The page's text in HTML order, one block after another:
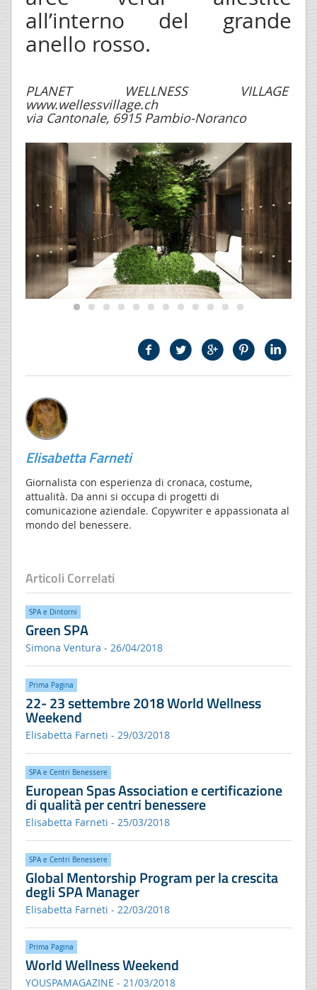
all’interno del grande
anello rosso.
PLANET WELLNESS VILLAGE
www.wellessvillage.ch
via Cantonale, 6915 Pambio-Noranco
Elisabetta Farneti
Giornalista con esperienza di cronaca, costume,
attualità. Da anni si occupa di progetti di
comunicazione aziendale. Copywriter e appassionata al
mondo del benessere.
Articoli Correlati
SPA e Dintorni
Green SPA
Simona Ventura - 26/04/2018
Prima Pagina
22- 23 settembre 2018 World Wellness
Weekend
Elisabetta Farneti - 29/03/2018
SPA e Centri Benessere
European Spas Association e certificazione
di qualità per centri benessere
Elisabetta Farneti - 25/03/2018
SPA e Centri Benessere
Global Mentorship Program per la crescita
degli SPA Manager
Elisabetta Farneti - 22/03/2018
Prima Pagina
World Wellness Weekend
YOUSPAMAGAZINE - 21/03/2018